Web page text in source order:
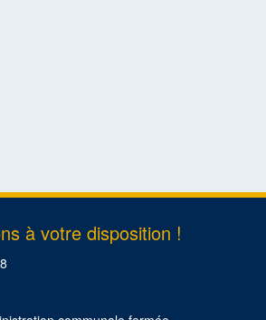
à votre disposition !